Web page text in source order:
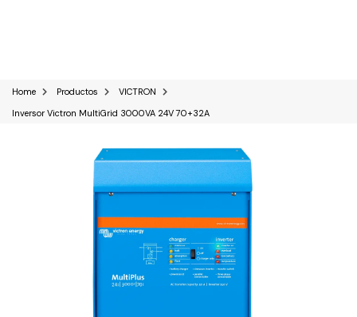
Paneles solares
Baterías Solares
Inversores solares
Sistemas industriales C&I
Home Productos
VICTRON
Inversor Victron MultiGrid 3000VA 24V 70+32A